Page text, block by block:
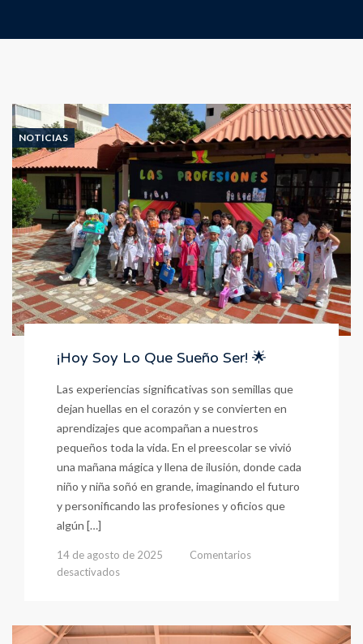
NOTICIAS
¡Hoy Soy Lo Que Sueño Ser! 🌟
Las experiencias significativas son semillas que
dejan huellas en el corazón y se convierten en
aprendizajes que acompañan a nuestros
pequeños toda la vida. En el preescolar se vivió
una mañana mágica y llena de ilusión, donde cada
niño y niña soñó en grande, imaginando el futuro
y personificando las profesiones y oficios que
algún […]
14 de agosto de 2025
Comentarios
desactivados
Que